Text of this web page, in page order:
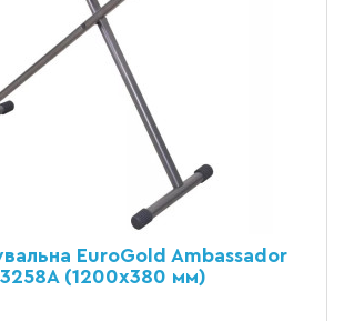
EuroGold Ambassador
(1200х380 мм)